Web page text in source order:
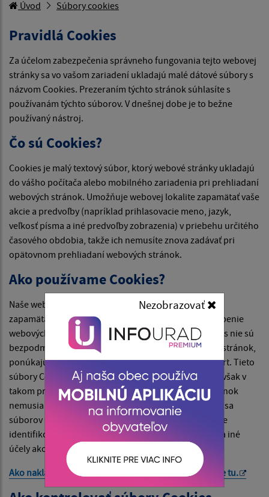
Úvod Súbory cookies
Pravidlá Cookies
Za účelom zabezpečenia správneho fungovania tejto webovej
stránky sa vo vašom zariadení ukladajú malé dátové súbory s
názvom Cookies. Prezeraním týchto stránok súhlasíte s
používanám týchto súborov. V dnešnej dobe je to bežne
používaný nástroj.
Čo sú Cookies?
Cookies je malý textový súbor, ktorý webové stránky ukladajú
do vášho počítača alebo mobilného zariadenia pri prehliadaní
webových stránok. Umožňuje webovej lokalite zapamätať vaše
akcie a predvoľby (napríklad prihlasovacie meno, jazyk,
veľkosť písma a iné predvoľby zobrazenia) v priebehu určitého
časového obdobia, takže ich nemusíte znova zadávať pri
opätovnom prehliadaní webových stránok.
Ako používame Cookies?
Naše webové stránky používajú súbory Cookies na
zapamätanie nastavení používateľa a lepšie prispôsobenie
webových stránok záujmom návštevníka. Hoci Cookies nie sú
bezpodmienečne potrebné na fungovanie webových stránok,
ponúkajú pri návšteve webových stránok vyšší komfort. Tieto
súbory Cookies môžete odstrániť alebo zablokovať, avšak v
takom prípade niektoré funkcie týchto webových stránok
nemusia fungovať podľa určenia. Informácie týkajúce sa
súborov Cookies sa nepoužívajú na to, aby vás osobne
identifikovali. Tieto súbory Cookies sa nepoužívajú na iné
účely ako tie, ktoré sú tu popísané.
Ako nakladá Google s vašimi súbormi Cookies nájdetetu.
Nezobrazovať